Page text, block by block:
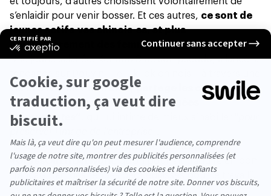
s’enlaidir pour venir bosser. Et ces autres, ce sont de
jeunes actifs‧ves chinois‧es, et plus
particulièrement des femmes.
Une jeune salariée, Kendou S de son pseudo, a lancé la
tendance sur Douyin – le TikTok chinois –
vidéo devenue virale.Elle y partage les critiques de
son manager, face à ses tenues jugées
“répugnantes
La jeune femme a ainsi inspiréle hashtag
#GrossOutfitAtWork, qu’on pourrait traduire en bon
français par “des tenues dégueulasses pour le travail”.
Le projet est clair.